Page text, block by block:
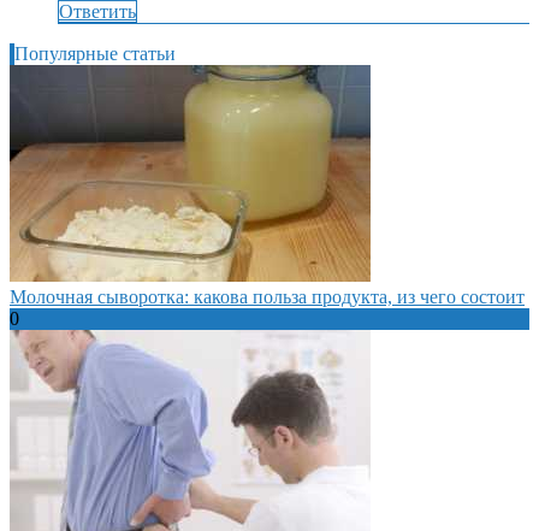
Ответить
Популярные статьи
Молочная сыворотка: какова польза продукта, из чего состоит
0